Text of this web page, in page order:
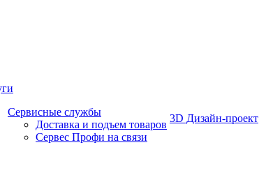
Сервисные службы
Доставка и подъем товаров
Сервес Профи на связи
3D Дизайн-проект